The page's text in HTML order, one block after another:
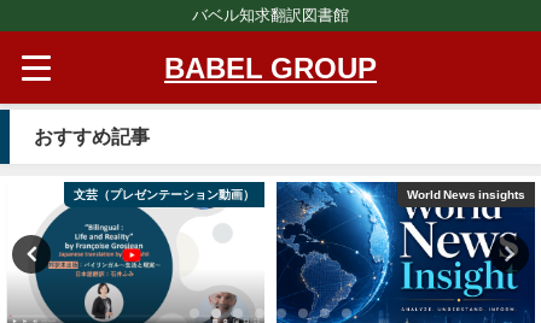
バベル知求翻訳図書館
BABEL GROUP
おすすめ記事
文芸（プレゼンテーション動画） World News insights